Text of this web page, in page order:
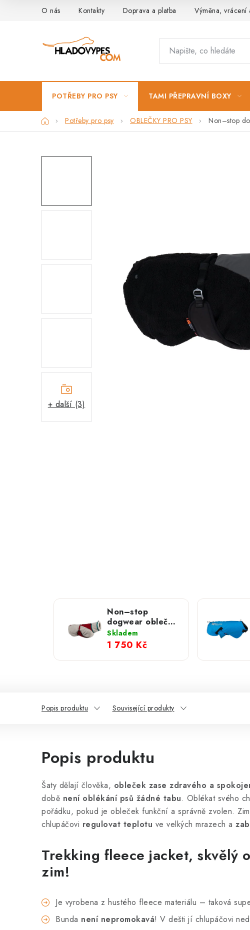
O nás Kontakty Doprava a platba Výměna, vrácení
POTŘEBY PRO PSY TAMI PŘEPRAVNÍ BOXY
DomůPotřeby pro psy OBLEČKY PRO PSY Non–stop
+ další (3)
Non–stop
dogwear obleček
Trekking fleece
šedá
Skladem
1 750 Kč
Popis produktu Související produkty
Popis produktu
Šaty dělají člověka, obleček zase zdravého a
době není oblékání psů žádné tabu. Oblékat svého
pořádku, pokud je obleček funkční a správně zvolen.
chlupáčovi regulovat teplotu ve velkých mrazech a
Trekking fleece jacket, skvělý
zim!
Je vyrobena z hustého fleece materiálu – taková
Bunda není nepromokavá! V dešti jí chlupáčovi